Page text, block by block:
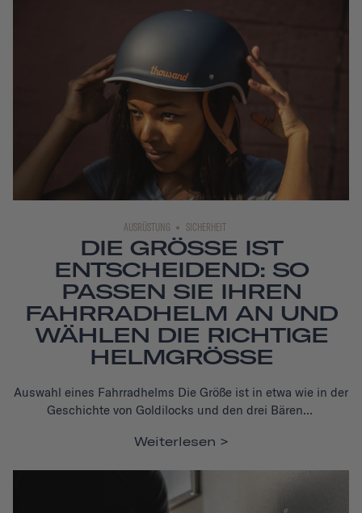
AUSRÜSTUNG SICHERHEIT
DIE GRÖSSE IST
ENTSCHEIDEND: SO
PASSEN SIE IHREN
FAHRRADHELM AN UND
WÄHLEN DIE RICHTIGE
HELMGRÖSSE
Auswahl eines Fahrradhelms Die Größe ist in etwa wie in der
Geschichte von Goldilocks und den drei Bären...
Weiterlesen